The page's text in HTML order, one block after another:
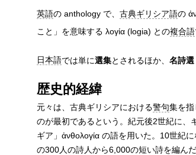
英語の anthologyで、 古典ギリシア語の
こと」を意味する λογία(logia) との複合語
日本語では単に選集とされるほか、 名詩選
歴史的経緯
元々は、古典ギリシアにおける警句集を
のが最初であるという。紀元後2世紀に、
ギア」 ἀνθολογίαの語を用いた。10世紀に
の300人の詩人から6,000の短い詩を編ん